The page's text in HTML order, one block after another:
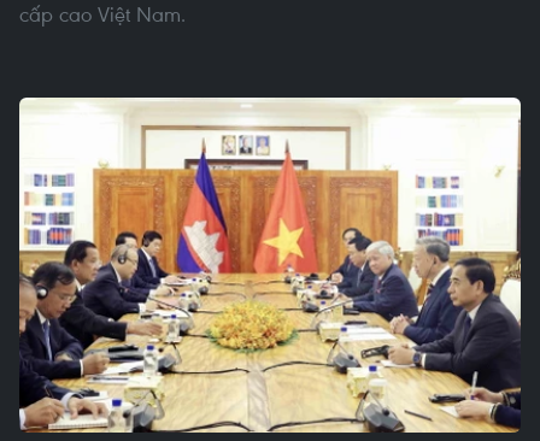
cấp cao Việt Nam.